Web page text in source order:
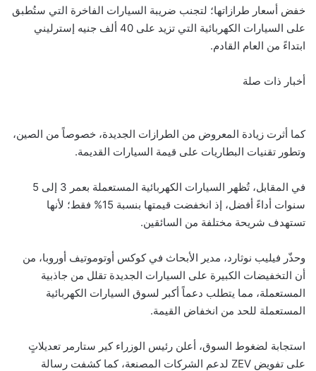
خفض أسعار طرازاتها؛ لتجنب ضريبة السيارات الفاخرة التي ستُطبق
على السيارات الكهربائية التي تزيد على 40 ألف جنيه إسترليني
ابتداءً من العام القادم.
أخبار ذات صلة
كما أثرت زيادة المعروض من الطرازات الجديدة، خصوصاً من الصين،
وتطور تقنيات البطاريات على قيمة السيارات القديمة.
في المقابل، تُظهر السيارات الكهربائية المستعملة بعمر 3 إلى 5
سنوات أداءً أفضل، إذ انخفضت قيمتها بنسبة 15% فقط؛ لأنها
تستهدف شريحة مختلفة من السائقين.
وحذّر فيليب نوثارد، مدير الأبحاث في كوكس أوتوموتيف أوروبا، من
أن التخفيضات الكبيرة على السيارات الجديدة تقلل من جاذبية
المستعملة، مما يتطلب دعماً أكبر لسوق السيارات الكهربائية
المستعملة للحد من انخفاض القيمة.
استجابة لضغوط السوق، أعلن رئيس الوزراء كير ستارمر تعديلاتٍ
على تفويض ZEV لدعم الشركات المصنعة، كما كشفت رسالة